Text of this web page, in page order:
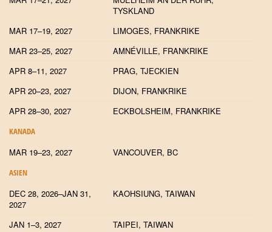
TYSKLAND
MAR 17–19, 2027
LIMOGES, FRANKRIKE
MAR 23–25, 2027
AMNÉVILLE, FRANKRIKE
APR 8–11, 2027
PRAG, TJECKIEN
APR 20–23, 2027
DIJON, FRANKRIKE
APR 28–30, 2027
ECKBOLSHEIM, FRANKRIKE
KANADA
MAR 19–23, 2027 VANCOUVER, BC
ASIEN
DEC 28, 2026–JAN 31,
2027
KAOHSIUNG, TAIWAN
JAN 1–3, 2027
TAIPEI, TAIWAN